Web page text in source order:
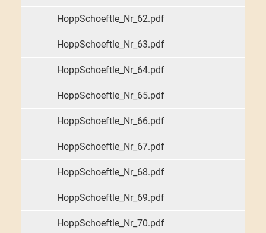
HoppSchoeftle_Nr_62.pdf
HoppSchoeftle_Nr_63.pdf
HoppSchoeftle_Nr_64.pdf
HoppSchoeftle_Nr_65.pdf
HoppSchoeftle_Nr_66.pdf
HoppSchoeftle_Nr_67.pdf
HoppSchoeftle_Nr_68.pdf
HoppSchoeftle_Nr_69.pdf
HoppSchoeftle_Nr_70.pdf